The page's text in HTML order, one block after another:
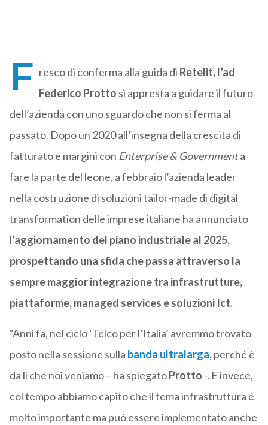
F resco di conferma alla guida di Retelit, l’ad
Federico Protto si appresta a guidare il futuro
dell’azienda con uno sguardo che non si ferma al
passato. Dopo un 2020 all’insegna della crescita di
fatturato e margini con Enterprise & Governmenta
fare la parte del leone, a febbraio l’azienda leader
nella costruzione di soluzioni tailor-made di digital
transformation delle imprese italiane ha annunciato
l’aggiornamento del piano industriale al 2025,
prospettando una sfida che passa attraverso la
sempre maggior integrazione tra infrastrutture,
piattaforme, managed services e soluzioni Ict.
“Anni fa, nel ciclo ‘Telco per l’Italia’ avremmo trovato
posto nella sessione sulla banda ultralarga, perché è
da lì che noi veniamo – ha spiegatoProtto -. E invece,
col tempo abbiamo capito che il tema infrastruttura è
molto importante ma può essere implementato anche